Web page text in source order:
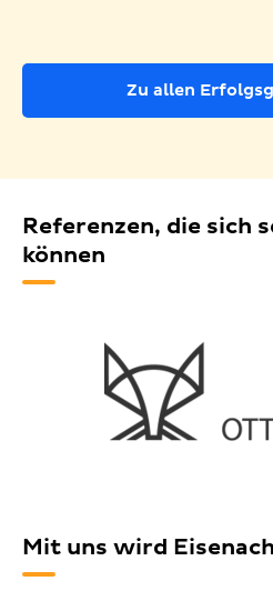
Zu allen
Referenzen, die sich
können
Mit uns wird